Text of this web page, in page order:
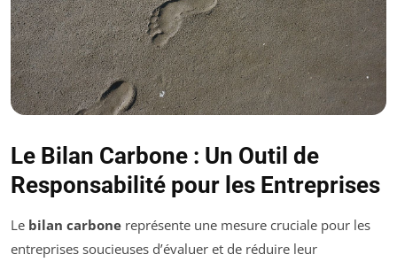
Le Bilan Carbone : Un Outil de
Responsabilité pour les Entreprises
Le bilan carbone représente une mesure cruciale pour les
entreprises soucieuses d’évaluer et de réduire leur